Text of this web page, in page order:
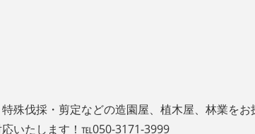
殊伐採・剪定などの造園屋、植木屋、林業を
いたします！℡050-3171-3999